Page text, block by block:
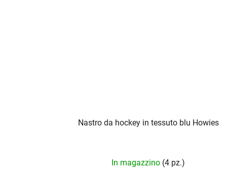
Nastro da hockey in tessuto blu Howies
In magazzino (4 pz.)